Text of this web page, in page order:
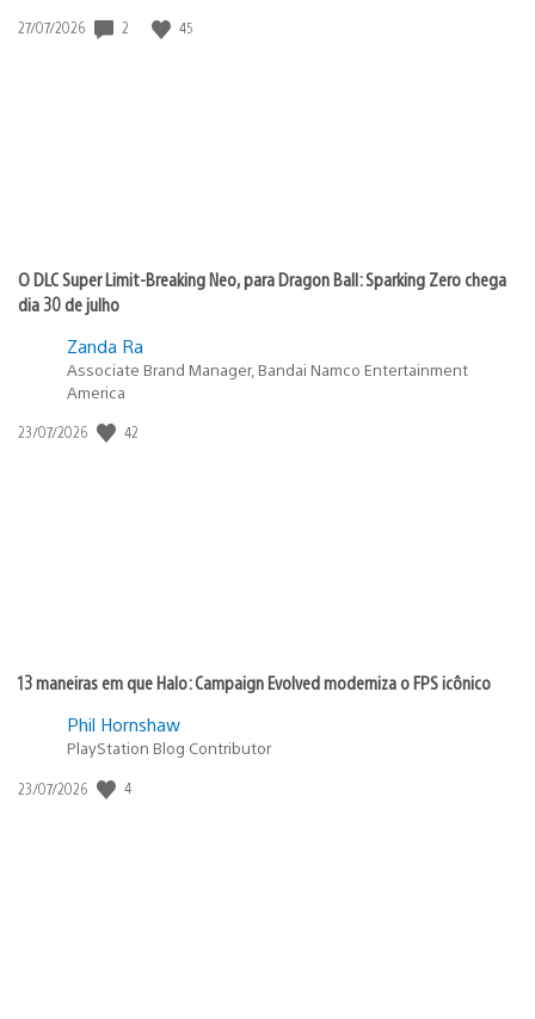
Data
27/07/2026 2 45
O DLC Super Limit-Breaking Neo, para Dragon Ball: Sparking Zero chega
dia 30 de julho
Zanda Ra
Associate Brand Manager, Bandai Namco Entertainment
America
Data
23/07/2026 42
13 maneiras em que Halo: Campaign Evolved moderniza o FPS icônico
Phil Hornshaw
PlayStation Blog Contributor
Data
23/07/2026 4